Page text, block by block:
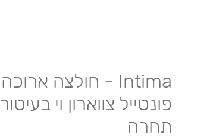
Intima - חולצה ארוכה
פונטייל צווארון וי בעיטור
תחרה